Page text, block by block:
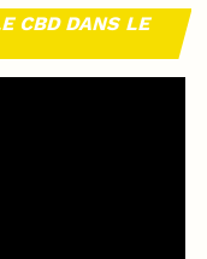
CBD DANS LE